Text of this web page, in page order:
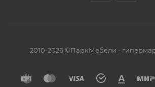
2010-2026 ©ПаркМебели -